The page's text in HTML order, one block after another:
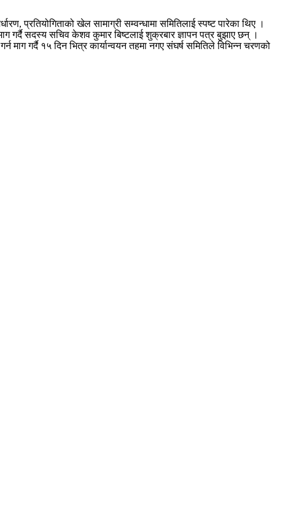
प्रतियोगिताको खेल सामाग्री सम्वन्धामा समितिलाई स्पष्ट पारेका थिए ।
गर्दै सदस्य सचिव केशव कुमार बिष्टलाई शुक्रबार ज्ञापन पत्र बुझाए छन् ।
माग गर्दै १५ दिन भित्र कार्यान्वयन तहमा नगए संघर्ष समितिले विभिन्न चरणको